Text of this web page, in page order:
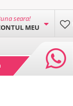
seara!
MEU